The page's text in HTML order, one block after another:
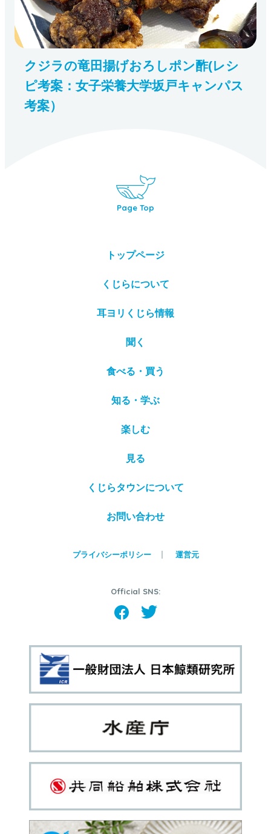
クジラの竜田揚げおろしポン酢(レシ
ピ考案：女子栄養大学坂戸キャンパス
考案）
Page Top
トップページ
くじらについて
耳ヨリくじら情報
聞く
食べる・買う
知る・学ぶ
楽しむ
見る
くじらタウンについて
お問い合わせ
プライバシーポリシー 運営元
Official SNS: